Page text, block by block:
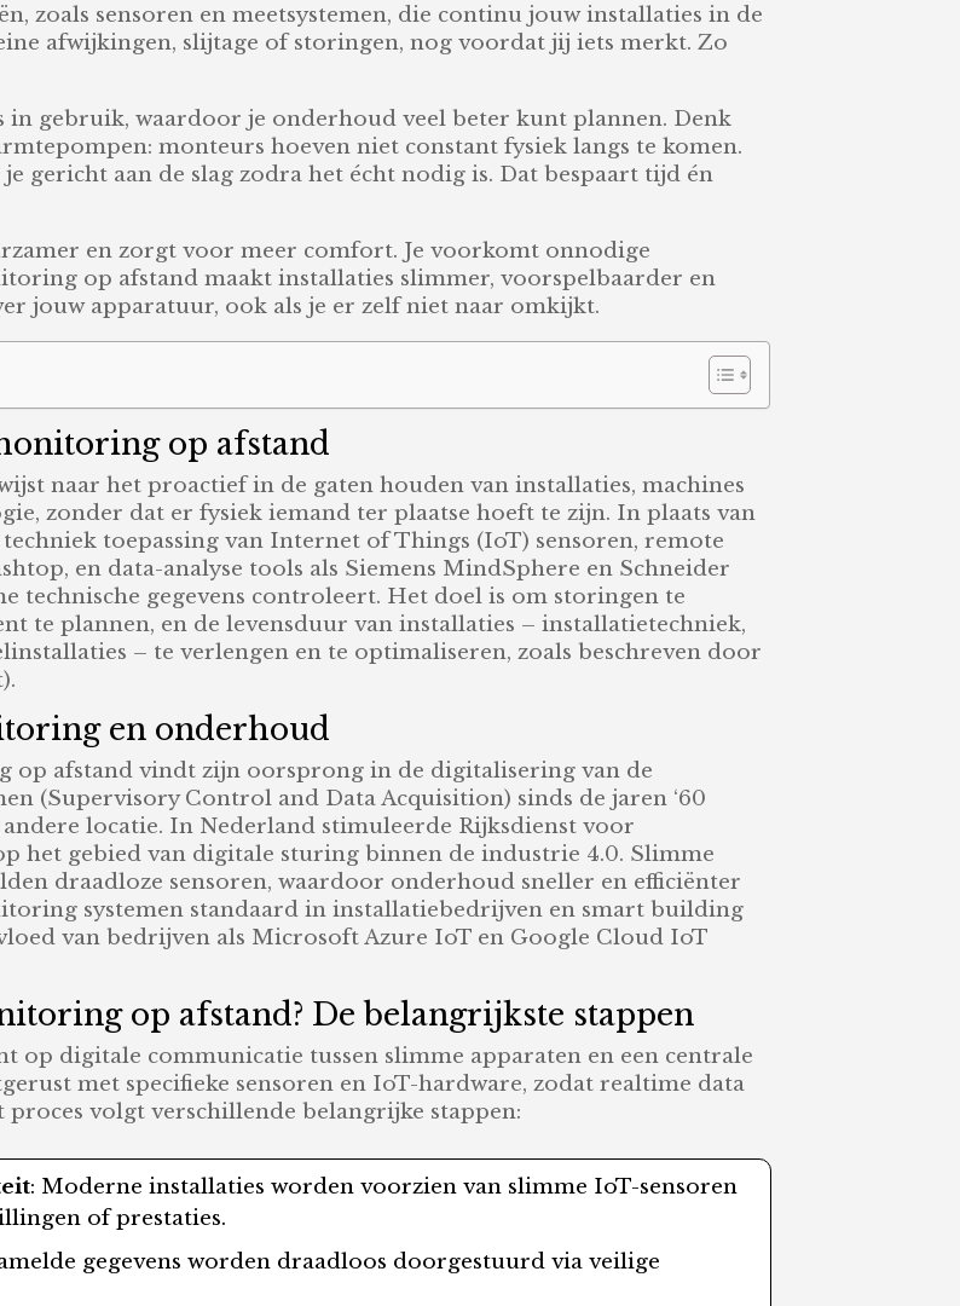
zoals sensoren en meetsystemen, die continu jouw installaties in de
afwijkingen, slijtage of storingen, nog voordat jij iets merkt. Zo
gebruik, waardoor je onderhoud veel beter kunt plannen. Denk
monteurs hoeven niet constant fysiek langs te komen.
gericht aan de slag zodra het écht nodig is. Dat bespaart tijd én
en zorgt voor meer comfort. Je voorkomt onnodige
op afstand maakt installaties slimmer, voorspelbaarder en
jouw apparatuur, ook als je er zelf niet naar omkijkt.
op afstand
naar het proactief in de gaten houden van installaties, machines
zonder dat er fysiek iemand ter plaatse hoeft te zijn. In plaats van
toepassing van Internet of Things (IoT) sensoren, remote
en data-analyse tools als Siemens MindSphere en Schneider
technische gegevens controleert. Het doel is om storingen te
te plannen, en de levensduur van installaties – installatietechniek,
– te verlengen en te optimaliseren, zoals beschreven door
en onderhoud
afstand vindt zijn oorsprong in de digitalisering van de
(Supervisory Control and Data Acquisition) sinds de jaren ‘60
locatie. In Nederland stimuleerde Rijksdienst voor
het gebied van digitale sturing binnen de industrie 4.0. Slimme
draadloze sensoren, waardoor onderhoud sneller en efficiënter
systemen standaard in installatiebedrijven en smart building
van bedrijven als Microsoft Azure IoT en Google Cloud IoT
op afstand? De belangrijkste stappen
op digitale communicatie tussen slimme apparaten en een centrale
met specifieke sensoren en IoT-hardware, zodat realtime data
volgt verschillende belangrijke stappen:
: Moderne installaties worden voorzien van slimme IoT-sensoren
of prestaties.
gegevens worden draadloos doorgestuurd via veilige